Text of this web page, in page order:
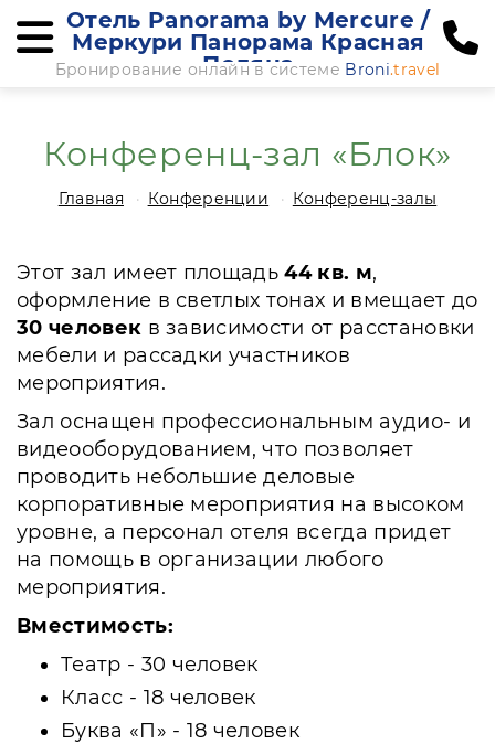
Отель Panorama by Mercure /
Меркури Панорама Красная
Поляна
Бронирование онлайн в системе Broni.travel
Конференц-зал «Блок»
Главная Конференции Конференц-залы
Этот зал имеет площадь44 кв. м,
оформление в светлых тонах и вмещает до
30 человек в зависимости от расстановки
мебели и рассадки участников
мероприятия.
Зал оснащен профессиональным аудио- и
видеооборудованием, что позволяет
проводить небольшие деловые
корпоративные мероприятия на высоком
уровне, а персонал отеля всегда придет
на помощь в организации любого
мероприятия.
Вместимость:
Театр - 30 человек
Класс - 18 человек
Буква «П» - 18 человек